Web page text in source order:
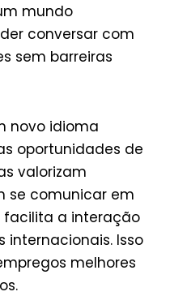
mundo
conversar com
sem barreiras
novo idioma
oportunidades de
valorizam
se comunicar em
facilita a interação
internacionais. Isso
melhores